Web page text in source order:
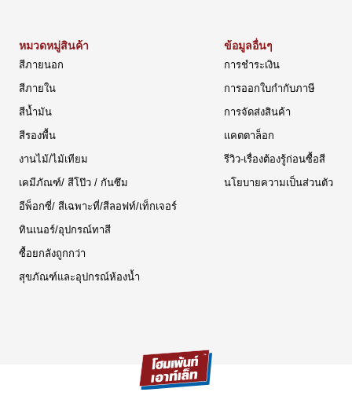
หมวดหมู่สินค้า
สีภายนอก
สีภายใน
สีน้ำมัน
สีรองพื้น
งานไม้/ไม้เทียม
เคมีภัณฑ์/ สีโป๊ว / กันซึม
อีพ็อกซี่/ สีเฉพาะที่/สีลอฟท์/เท็กเจอร์
ทินเนอร์/อุปกรณ์ทาสี
ซื้อยกลังถูกกว่า
สุขภัณฑ์และอุปกรณ์ห้องน้ำ
ข้อมูลอื่นๆ
การชำระเงิน
การออกใบกำกับภาษี
การจัดส่งสินค้า
แคตตาล็อก
รีวิว-เรื่องต้องรู้ก่อนซื้อสี
นโยบายความเป็นส่วนตัว